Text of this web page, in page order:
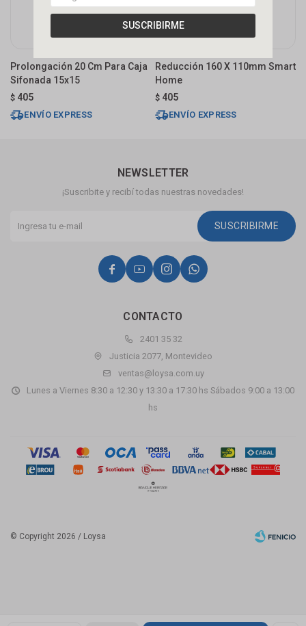
SUSCRIBIRME
Prolongación 20 Cm Para Caja
Sifonada 15x15
$ 405
ENVÍO EXPRESS
Reducción 160 X 110mm Smart
Home
$ 405
ENVÍO EXPRESS
CONTACTO
2401 35 32
Justicia 2077, Montevideo
ventas@loysa.com.uy
Lunes a Viernes 8:30 a 12:30 y 13:30 a 17:30 hs Sábados 9:00 a 13:00
hs
NEWSLETTER
¡Suscribite y recibí todas nuestras novedades!
SUSCRIBIRME
   
© Copyright 2026 / Loysa